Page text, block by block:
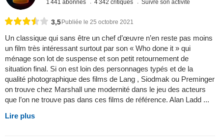
1 441 abonnés 4 342 critiques Suivre son activité
3,5 Publiée le 25 octobre 2021
Un classique qui sans être un chef d’œuvre n’en reste pas moins
un film très intéressant surtout par son « Who done it » qui
ménage son lot de suspense et son petit retournement de
situation final. Si on est loin des personnages typés et de la
qualité photographique des films de Lang , Siodmak ou Preminger
on trouve chez Marshall une modernité dans le jeu des acteurs
que l’on ne trouve pas dans ces films de référence. Alan Ladd ...
Lire plus